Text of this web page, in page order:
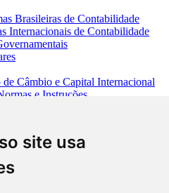
site usa
Brasileiras de Contabilidade
Internacionais de Contabilidade
Câmbio e Capital Internacional
e Instruções
Títulos e Valores Mobiliários
Rural
Organização do SFN
Supervisão Bancária
Documentos
Nacional de